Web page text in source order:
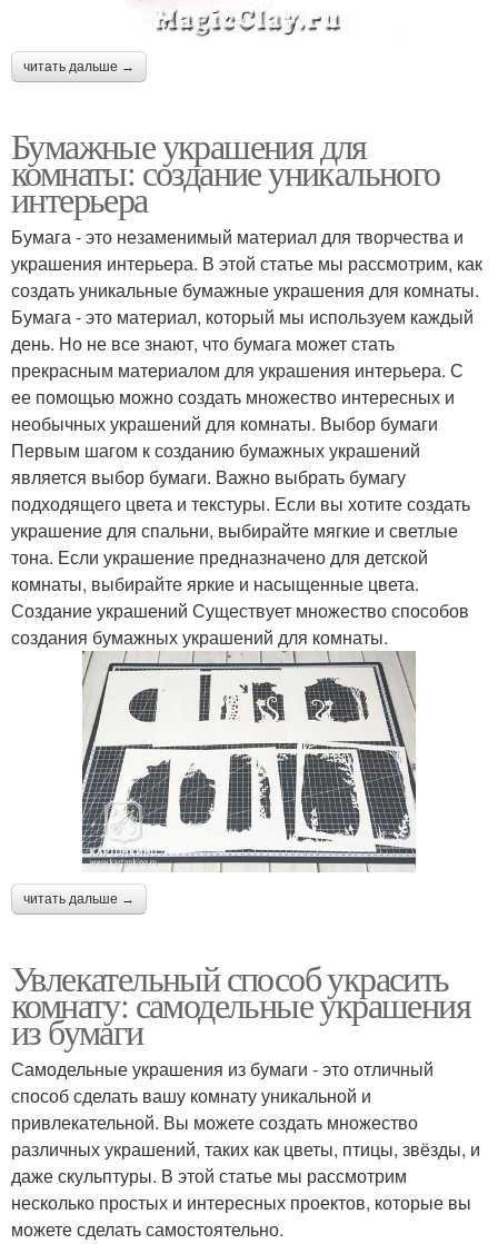
читать дальше →
Бумажные украшения для
комнаты: создание уникального
интерьера
Бумага - это незаменимый материал для творчества и
украшения интерьера. В этой статье мы рассмотрим, как
создать уникальные бумажные украшения для комнаты.
Бумага - это материал, который мы используем каждый
день. Но не все знают, что бумага может стать
прекрасным материалом для украшения интерьера. С
ее помощью можно создать множество интересных и
необычных украшений для комнаты. Выбор бумаги
Первым шагом к созданию бумажных украшений
является выбор бумаги. Важно выбрать бумагу
подходящего цвета и текстуры. Если вы хотите создать
украшение для спальни, выбирайте мягкие и светлые
тона. Если украшение предназначено для детской
комнаты, выбирайте яркие и насыщенные цвета.
Создание украшений Существует множество способов
создания бумажных украшений для комнаты.
читать дальше →
Увлекательный способ украсить
комнату: самодельные украшения
из бумаги
Самодельные украшения из бумаги - это отличный
способ сделать вашу комнату уникальной и
привлекательной. Вы можете создать множество
различных украшений, таких как цветы, птицы, звёзды, и
даже скульптуры. В этой статье мы рассмотрим
несколько простых и интересных проектов, которые вы
можете сделать самостоятельно.